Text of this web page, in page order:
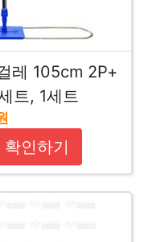
레 105cm 2P+
트, 1세트
인하기